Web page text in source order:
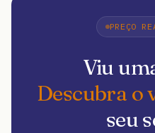
PREÇO
Viu
Descubra o
seu